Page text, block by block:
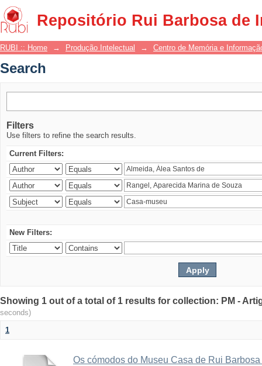
Repositório Rui Barbosa de
Search
RUBI :: Home → Produção Intelectual → Centro de Memória e
Search
Filters
Use filters to refine the search results.
Current Filters:
New Filters:
Showing 1 out of a total of 1 results for collection: PM -
seconds)
1
Os cómodos do Museu Casa de Rui